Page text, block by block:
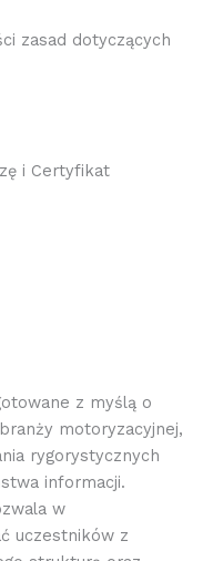
zasad dotyczących
i Certyfikat
z myślą o
motoryzacyjnej,
rygorystycznych
informacji.
w
uczestników z